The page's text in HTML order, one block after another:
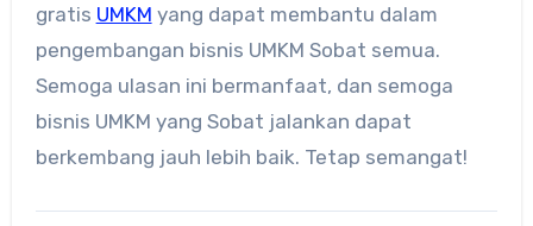
gratis UMKM yang dapat membantu dalam
pengembangan bisnis UMKM Sobat semua.
Semoga ulasan ini bermanfaat, dan semoga
bisnis UMKM yang Sobat jalankan dapat
berkembang jauh lebih baik. Tetap semangat!